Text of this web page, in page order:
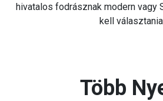
hivatalos fodrásznak modern vagy
kell
Több